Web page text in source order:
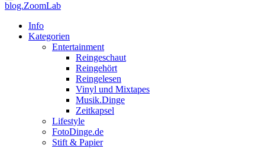
blog.ZoomLab
ZoomLab
Info
Kategorien
Entertainment
Reingeschaut
Reingehört
Reingelesen
Vinyl und Mixtapes
Musik.Dinge
Zeitkapsel
Lifestyle
FotoDinge.de
Stift & Papier